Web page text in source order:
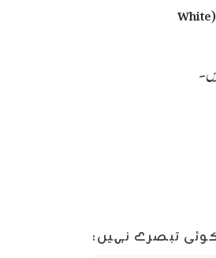
"سفید صندل" (White
تبصرے نہیں: